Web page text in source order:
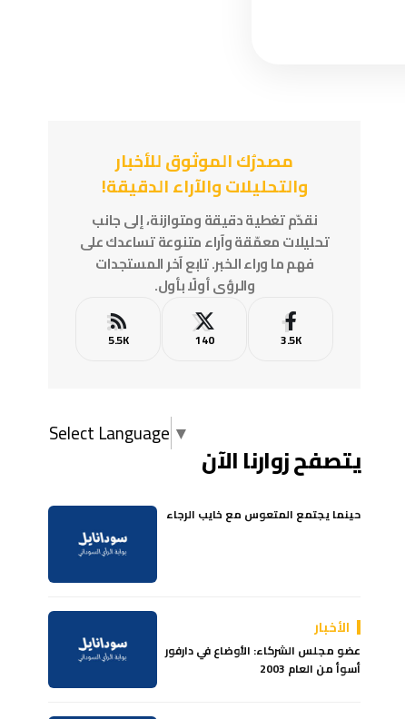
مصدرُك الموثوق للأخبار
والتحليلات والآراء الدقيقة!
نقدّم تغطية دقيقة ومتوازنة، إلى جانب
تحليلات معمّقة وآراء متنوعة تساعدك على
فهم ما وراء الخبر. تابع آخر المستجدات
والرؤى أولًا بأول.
3.5K
140
5.5K
Select Language ▼
يتصفح زوارنا الآن
حينما يجتمع المتعوس مع خايب الرجاء
الأخبار
عضو مجلس الشركاء: الأوضاع في دارفور
أسوأ من العام 2003